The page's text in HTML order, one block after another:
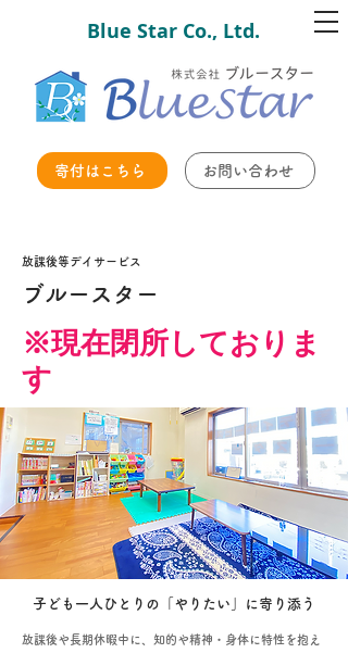
Blue Star Co., Ltd.
寄付はこちら お問い合わせ
放課後等デイサービス
ブルースター
※現在閉所しておりま
す
子ども一人ひとりの「やりたい」に寄り添う
放課後や長期休暇中に、知的や精神・身体に特性を抱え